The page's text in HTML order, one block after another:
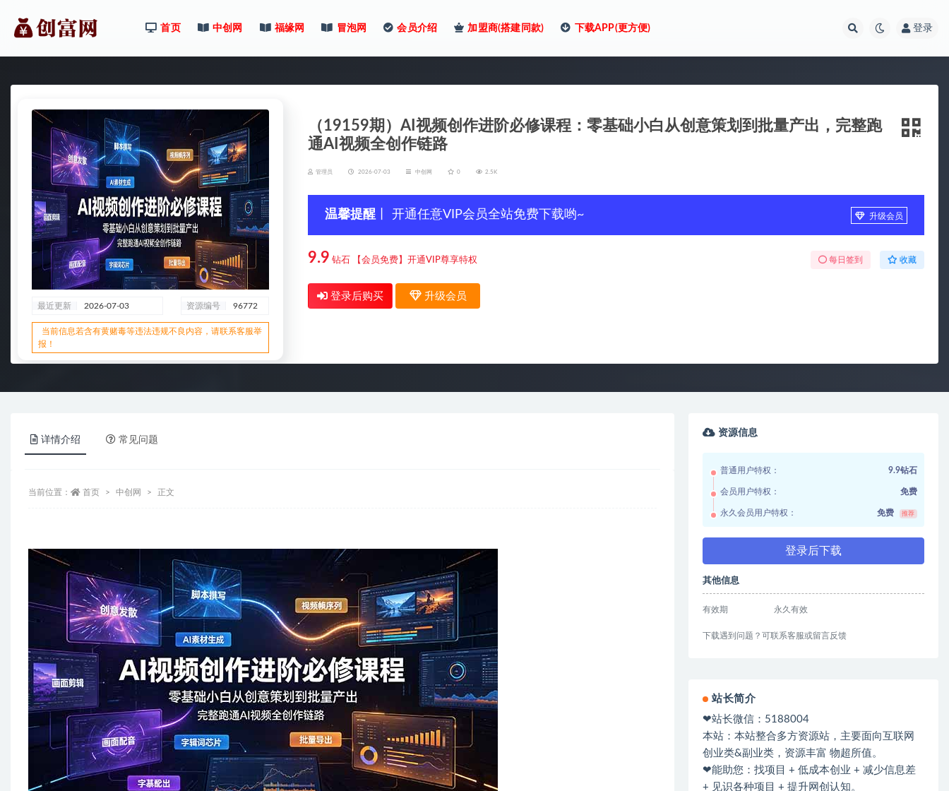
首页 中创网 福缘网 冒泡网 会员介绍 加盟商(搭建同款) 下载APP(更方便) 登录
最近更新 2026-07-03 资源编号 96772
当前信息若含有黄赌毒等违法违规不良内容，请联系客服举
报！
（19159期）AI视频创作进阶必修课程：零基础小白从创意策划到批量产出，完整跑
通AI视频全创作链路
管理员 2026-07-03 中创网 0 2.5K
温馨提醒 丨 开通任意VIP会员全站免费下载哟~ 升级会员
9.9 钻石 【会员免费】开通VIP尊享特权 每日签到 收藏
登录后购买 升级会员
详情介绍 常见问题
当前位置： 首页 中创网 正文
资源信息
普通用户特权： 9.9钻石
会员用户特权： 免费
永久会员用户特权： 免费 推荐
登录后下载
其他信息
有效期 永久有效
下载遇到问题？可联系客服或留言反馈
站长简介
❤站长微信：5188004
本站：本站整合多方资源站，主要面向互联网
创业类&副业类，资源丰富 物超所值。
❤能助您：找项目 + 低成本创业 + 减少信息差
+ 见识各种项目 + 提升网创认知。